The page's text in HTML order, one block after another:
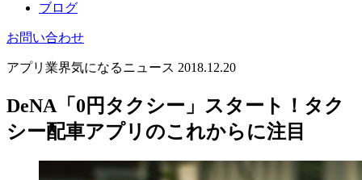
ブログ
お問い合わせ
アプリ業界気になるニュース 2018.12.20
DeNA「0円タクシー」スタート！タク
シー配車アプリのこれからに注目